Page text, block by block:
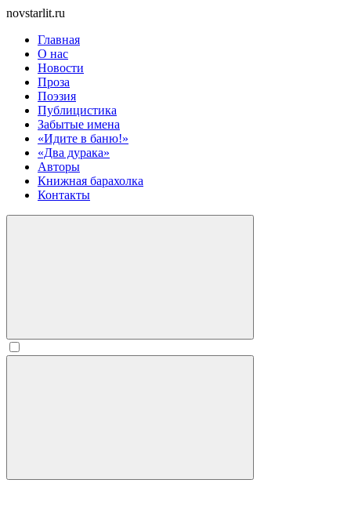
novstarlit.ru
Главная
О нас
Новости
Проза
Поэзия
Публицистика
Забытые имена
«Идите в баню!»
«Два дурака»
Авторы
Книжная барахолка
Контакты